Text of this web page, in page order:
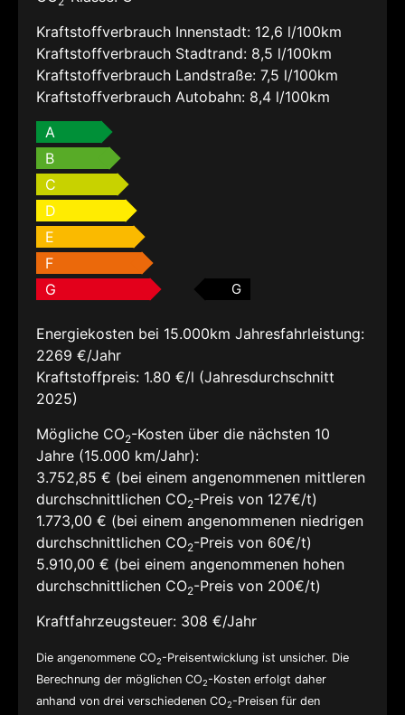
Kraftstoffverbrauch Innenstadt: 12,6 l/100km
Kraftstoffverbrauch Stadtrand: 8,5 l/100km
Kraftstoffverbrauch Landstraße: 7,5 l/100km
Kraftstoffverbrauch Autobahn: 8,4 l/100km
A
B
C
D
E
F
G
G
Energiekosten bei 15.000km Jahresfahrleistung:
2269 €/Jahr
Kraftstoffpreis: 1.80 €/l (Jahresdurchschnitt
2025)
Mögliche CO2-Kosten über die nächsten 10
Jahre (15.000 km/Jahr):
3.752,85 € (bei einem angenommenen mittleren
durchschnittlichen CO2-Preis von 127€/t)
1.773,00 € (bei einem angenommenen niedrigen
durchschnittlichen CO2-Preis von 60€/t)
5.910,00 € (bei einem angenommenen hohen
durchschnittlichen CO2-Preis von 200€/t)
Kraftfahrzeugsteuer: 308 €/Jahr
Die angenommene CO2-Preisentwicklung ist unsicher. Die
Berechnung der möglichen CO2-Kosten erfolgt daher
anhand von drei verschiedenen CO2-Preisen für den